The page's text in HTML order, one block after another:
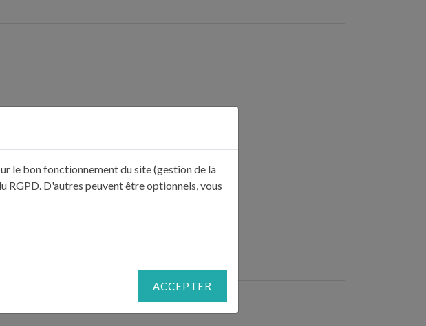
et de l’huile d’olive.
le bon fonctionnement du site (gestion de la
RGPD. D'autres peuvent être optionnels, vous
ACCEPTER